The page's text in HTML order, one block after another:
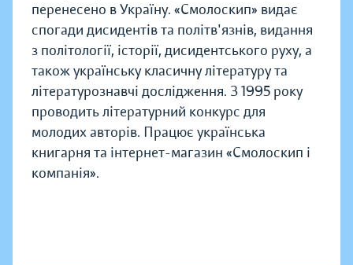
перенесено в Україну. «Смолоскип» видає
спогади дисидентів та політв'язнів, видання
з політології, історії, дисидентського руху, а
також українську класичну літературу та
літературознавчі дослідження. З 1995 року
проводить літературний конкурс для
молодих авторів. Працює українська
книгарня та інтернет-магазин «Смолоскип і
компанія».